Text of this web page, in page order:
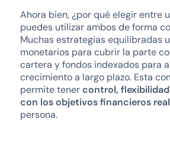
Ahora bien, ¿por qué elegir entre
puedes utilizar ambos de forma
Muchas estrategias equilibradas
monetarios para cubrir la parte
cartera y fondos indexados para
crecimiento a largo plazo. Esta
permite tenercontrol,
con los objetivos financieros
persona.